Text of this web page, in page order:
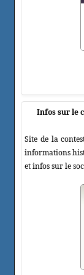
Infos sur le
Site de la
informations
et infos sur le